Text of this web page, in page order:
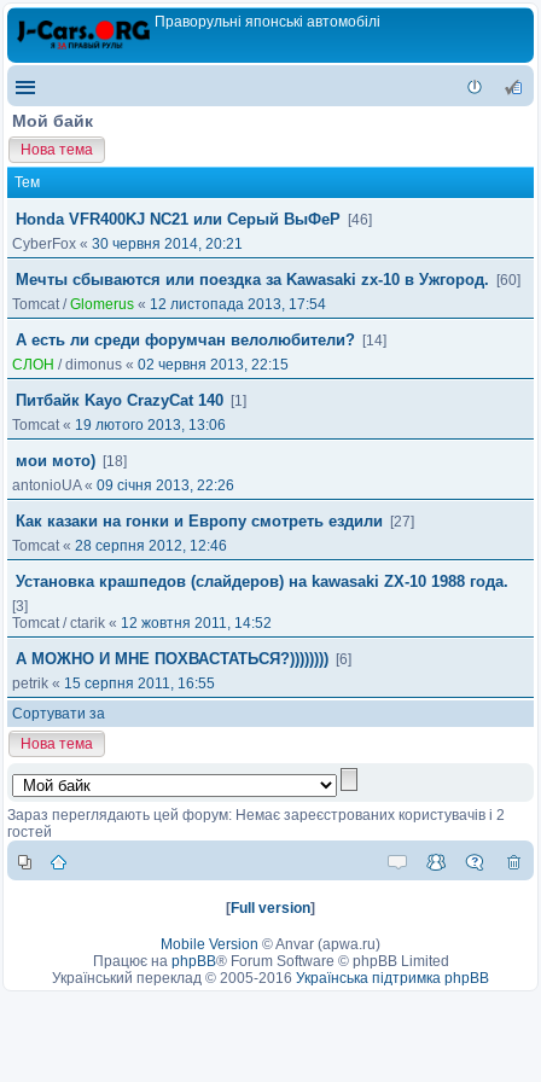
Праворульні японські автомобілі
Мой байк
Нова тема
Тем
Honda VFR400KJ NC21 или Серый ВыФеР [46]
CyberFox « 30 червня 2014, 20:21
Мечты сбываются или поездка за Kawasaki zx-10 в Ужгород.
[60]
Tomcat/Glomerus « 12 листопада 2013, 17:54
А есть ли среди форумчан велолюбители? [14]
СЛОН /dimonus « 02 червня 2013, 22:15
Питбайк Kayo CrazyCat 140 [1]
Tomcat« 19 лютого 2013, 13:06
мои мото) [18]
antonioUA« 09 січня 2013, 22:26
Как казаки на гонки и Европу смотреть ездили
[27]
Tomcat« 28 серпня 2012, 12:46
Установка крашпедов (слайдеров) на kawasaki ZX-10 1988 года.
[3]
Tomcat/ctarik « 12 жовтня 2011, 14:52
А МОЖНО И МНЕ ПОХВАСТАТЬСЯ?)))))))) [6]
petrik « 15 серпня 2011, 16:55
Сортувати за
Нова тема
Зараз переглядають цей форум: Немає зареєстрованих користувачів і 2
гостей
[Full version]
Mobile Version ©Anvar (apwa.ru)
Працює на phpBB® Forum Software © phpBB Limited
Український переклад © 2005-2016 Українська підтримка phpBB